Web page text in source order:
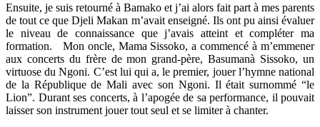
Ensuite, je suis retourné à Bamako et j’ai alors fait part à mes parents
de tout ce que Djeli Makan m’avait enseigné. Ils ont pu ainsi évaluer
le niveau de connaissance que j’avais atteint et compléter ma
formation.
Mon oncle, Mama Sissoko, a commencé à m’emmener
aux concerts du frère de mon grand-père, Basumanà Sissoko, un
virtuose du Ngoni. C’est lui qui a, le premier, jouer l’hymne national
de la République de Mali avec son Ngoni. Il était surnommé “le
Lion”. Durant ses concerts, à l’apogée de sa performance, il pouvait
laisser son instrument jouer tout seul et se limiter à chanter.